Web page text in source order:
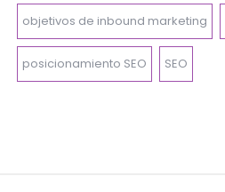
objetivos de inbound marketing
posicionamiento SEO SEO